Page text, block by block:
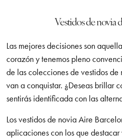
Vestidos de novia
Las mejores decisiones son
corazón y tenemos pleno
de las colecciones de vestidos
van a conquistar. ¿Deseas brillar
sentirás identificada con las
Los vestidos de novia Aire
aplicaciones con los que